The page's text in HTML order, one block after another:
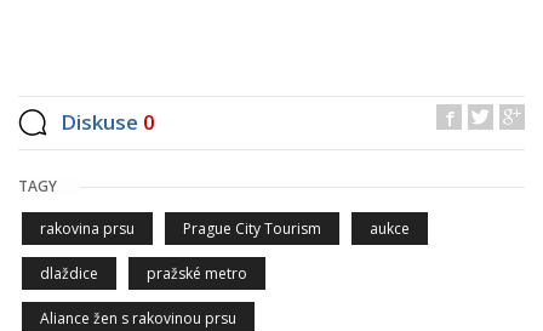
Diskuse 0
TAGY
rakovina prsu Prague City Tourism aukce
dlaždice pražské metro
Aliance žen s rakovinou prsu